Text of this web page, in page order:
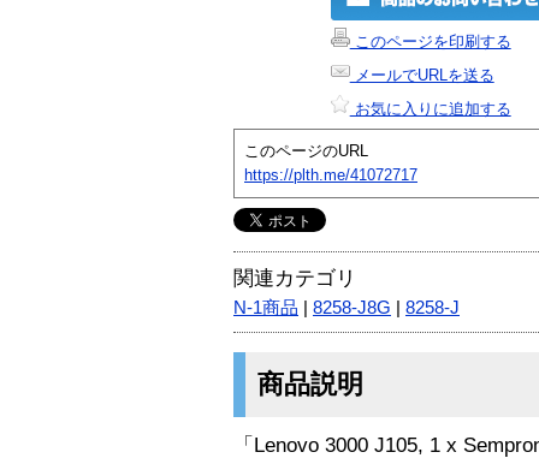
このページを印刷する
メールでURLを送る
お気に入りに追加する
このページのURL
https://plth.me/41072717
関連カテゴリ
N-1商品 8258-J8G 8258-J
商品説明
「Lenovo 3000 J105, 1 x